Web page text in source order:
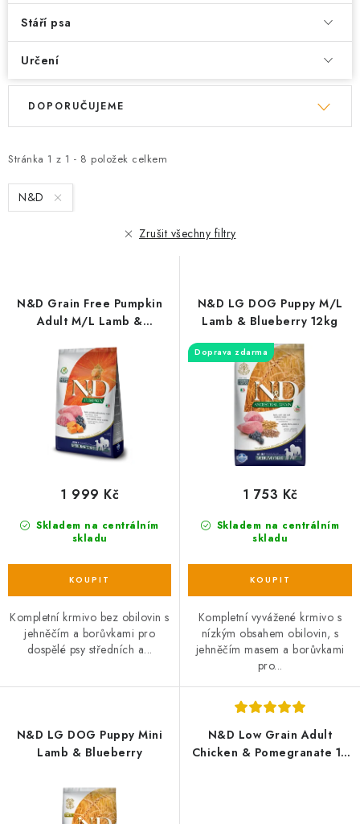
Stáří psa
Určení
V
i
s
p
u
Stránka 1 z 1 - 8 položek celkem
Ř
e
n
í
d
DOPORUČUJEME
N&D
Zrušit všechny filtry
N&D Grain Free Pumpkin
Adult M/L Lamb &
Skladem na centrálním
skladu
1 999 Kč
Kompletní krmivo bez obilovin s
jehněčím a borůvkami pro
dospělé psy středních a...
N&D LG DOG Puppy M/L
Lamb & Blueberry 12kg
Doprava zdarma
Skladem na centrálním
skladu
1 753 Kč
Kompletní vyvážené krmivo s
nízkým obsahem obilovin, s
jehněčím masem a borůvkami
pro...
N&D LG DOG Puppy Mini
Lamb & Blueberry
N&D Low Grain Adult
Chicken & Pomegranate 12